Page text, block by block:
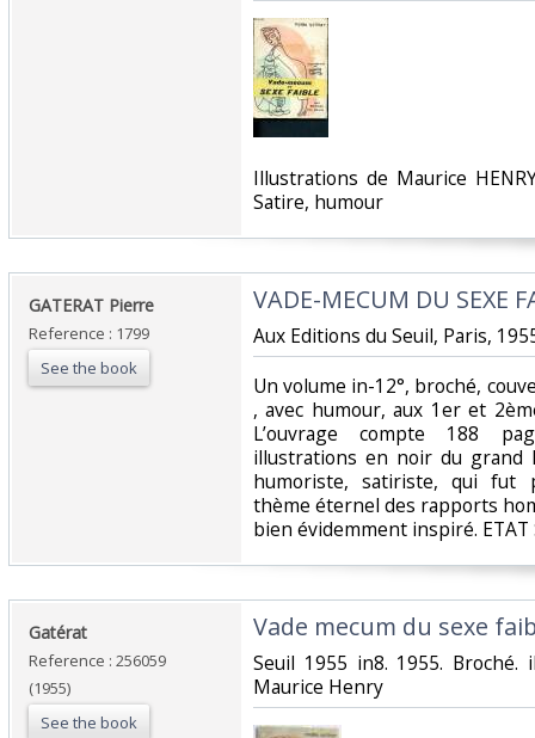
‎Illustrations de Maurice
Satire, humour‎
‎GATERAT Pierre‎
Reference : 1799
See the book
‎VADE-MECUM DU SEXE
‎Aux Editions du Seuil, Paris,
‎Un volume in-12°, broché,
, avec humour, aux 1er et
L’ouvrage compte 188
illustrations en noir du grand
humoriste, satiriste, qui fut
thème éternel des rapports
bien évidemment inspiré. ETAT
‎Gatérat‎
Reference : 256059
(1955)
See the book
‎Vade mecum du sexe
‎Seuil 1955 in8. 1955.
Maurice Henry‎